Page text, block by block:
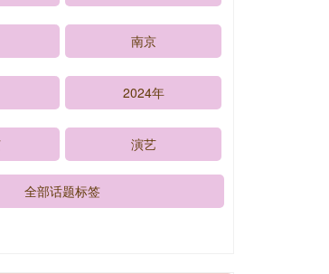
南京
2024年
演艺
全部话题标签